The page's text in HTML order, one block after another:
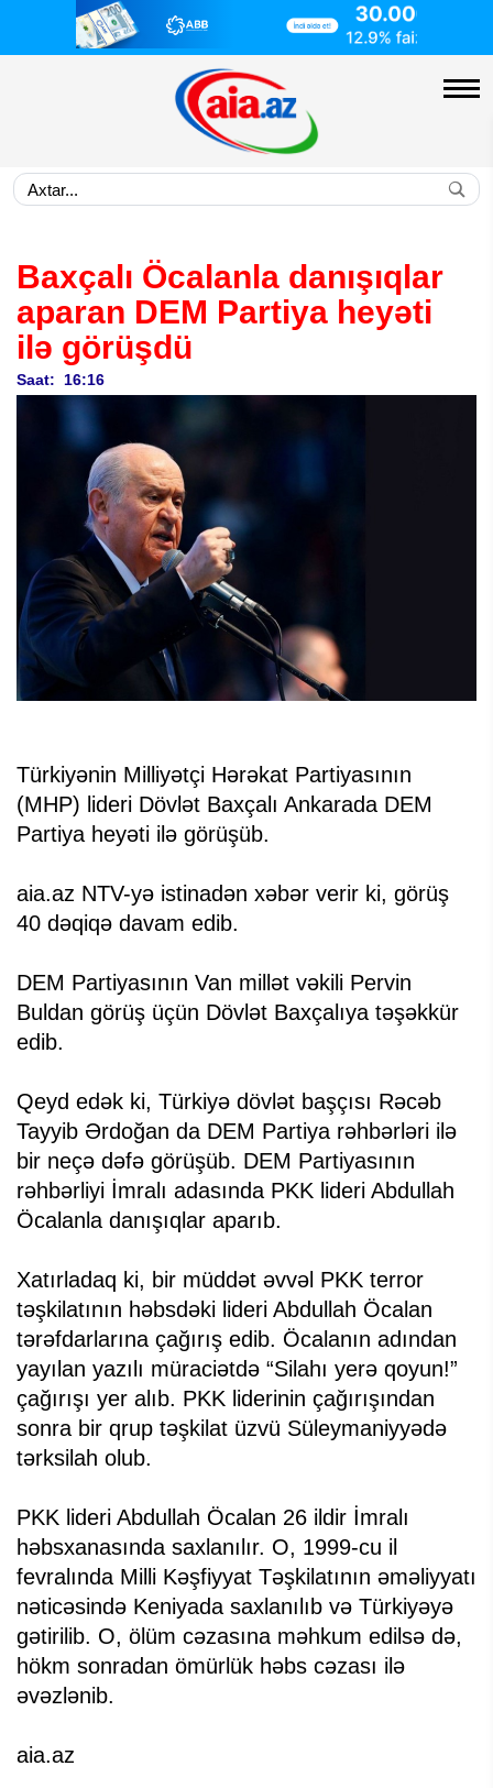
Baxçalı Öcalanla danışıqlar
aparan DEM Partiya heyəti
ilə görüşdü
Saat: 16:16
Türkiyənin Milliyətçi Hərəkat Partiyasının
(MHP) lideri Dövlət Baxçalı Ankarada DEM
Partiya heyəti ilə görüşüb.
aia.az NTV-yə istinadən xəbər verir ki, görüş
40 dəqiqə davam edib.
DEM Partiyasının Van millət vəkili Pervin
Buldan görüş üçün Dövlət Baxçalıya təşəkkür
edib.
Qeyd edək ki, Türkiyə dövlət başçısı Rəcəb
Tayyib Ərdoğan da DEM Partiya rəhbərləri ilə
bir neçə dəfə görüşüb. DEM Partiyasının
rəhbərliyi İmralı adasında PKK lideri Abdullah
Öcalanla danışıqlar aparıb.
Xatırladaq ki, bir müddət əvvəl PKK terror
təşkilatının həbsdəki lideri Abdullah Öcalan
tərəfdarlarına çağırış edib. Öcalanın adından
yayılan yazılı müraciətdə “Silahı yerə qoyun!”
çağırışı yer alıb. PKK liderinin çağırışından
sonra bir qrup təşkilat üzvü Süleymaniyyədə
tərksilah olub.
PKK lideri Abdullah Öcalan 26 ildir İmralı
həbsxanasında saxlanılır. O, 1999-cu il
fevralında Milli Kəşfiyyat Təşkilatının əməliyyatı
nəticəsində Keniyada saxlanılıb və Türkiyəyə
gətirilib. O, ölüm cəzasına məhkum edilsə də,
hökm sonradan ömürlük həbs cəzası ilə
əvəzlənib.
aia.az